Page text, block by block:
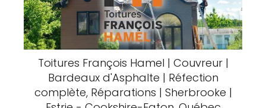
Toitures François Hamel | Couvreur |
Bardeaux d'Asphalte | Réfection
complète, Réparations | Sherbrooke |